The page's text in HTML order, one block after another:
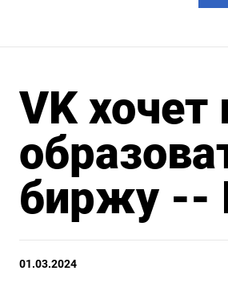
VK
биржу --
01.03.2024